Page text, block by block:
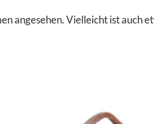
angesehen. Vielleicht ist auch